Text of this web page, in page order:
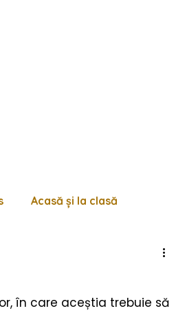
Acasă și la clasă
Trasează
în care aceștia trebuie să